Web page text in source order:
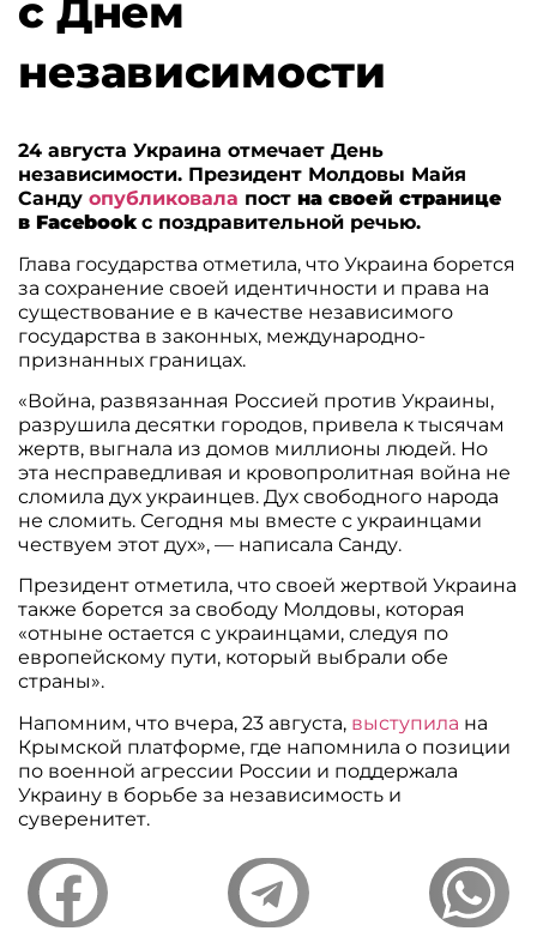
с Днем
независимости
24 августа Украина отмечает День
независимости. Президент Молдовы Майя
Сандуопубликовала постна своей странице
в Facebook с поздравительной речью.
Глава государства отметила, что Украина борется
за сохранение своей идентичности и права на
существование е в качестве независимого
государства в законных, международно-
признанных границах.
«Война, развязанная Россией против Украины,
разрушила десятки городов, привела к тысячам
жертв, выгнала из домов миллионы людей. Но
эта несправедливая и кровопролитная война не
сломила дух украинцев. Дух свободного народа
не сломить. Сегодня мы вместе с украинцами
чествуем этот дух», — написала Санду.
Президент отметила, что своей жертвой Украина
также борется за свободу Молдовы, которая
«отныне остается с украинцами, следуя по
европейскому пути, который выбрали обе
страны».
Напомним, что вчера, 23 августа, выступила на
Крымской платформе, где напомнила о позиции
по военной агрессии России и поддержала
Украину в борьбе за независимость и
суверенитет.